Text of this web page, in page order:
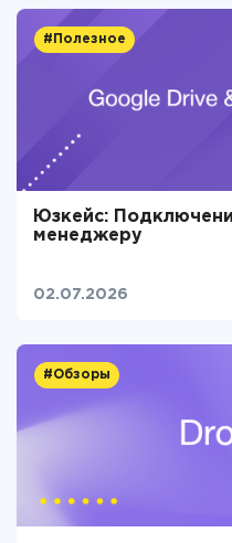
#Полезное
Юзкейс:
менеджеру
02.07.2026
#Обзоры